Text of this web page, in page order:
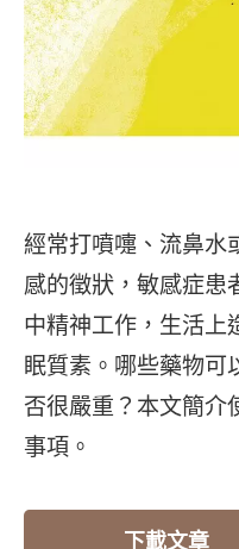
經常打噴嚏、流鼻水
感的徵狀，敏感症患
中精神工作，生活上
眠質素。哪些藥物可
否很嚴重？本文簡介
事項。
下載文章